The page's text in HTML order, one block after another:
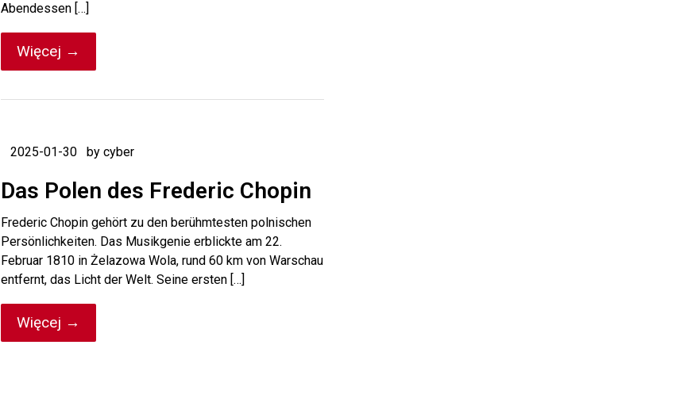
Abendessen […]
Więcej →
2025-01-30 by cyber
Das Polen des Frederic Chopin
Frederic Chopin gehört zu den berühmtesten polnischen
Persönlichkeiten. Das Musikgenie erblickte am 22.
Februar 1810 in Żelazowa Wola, rund 60 km von Warschau
entfernt, das Licht der Welt. Seine ersten […]
Więcej →